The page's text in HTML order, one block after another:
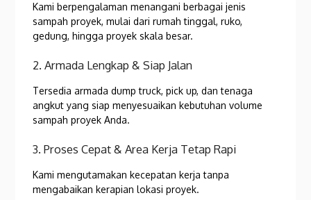
Kami berpengalaman menangani berbagai jenis
sampah proyek, mulai dari rumah tinggal, ruko,
gedung, hingga proyek skala besar.
2. Armada Lengkap & Siap Jalan
Tersedia armada dump truck, pick up, dan tenaga
angkut yang siap menyesuaikan kebutuhan volume
sampah proyek Anda.
3. Proses Cepat & Area Kerja Tetap Rapi
Kami mengutamakan kecepatan kerja tanpa
mengabaikan kerapian lokasi proyek.